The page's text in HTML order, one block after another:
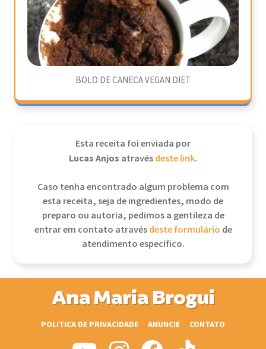
BOLO DE CANECA VEGAN DIET
Esta receita foi enviada por
Lucas Anjos atravésdeste link.
Caso tenha encontrado algum problema com
esta receita, seja de ingredientes, modo de
preparo ou autoria, pedimos a gentileza de
entrar em contato atravésdeste formulário de
atendimento específico.
Ana Maria Brogui
POLITICA DE PRIVACIDADE ANUNCIE CONTATO